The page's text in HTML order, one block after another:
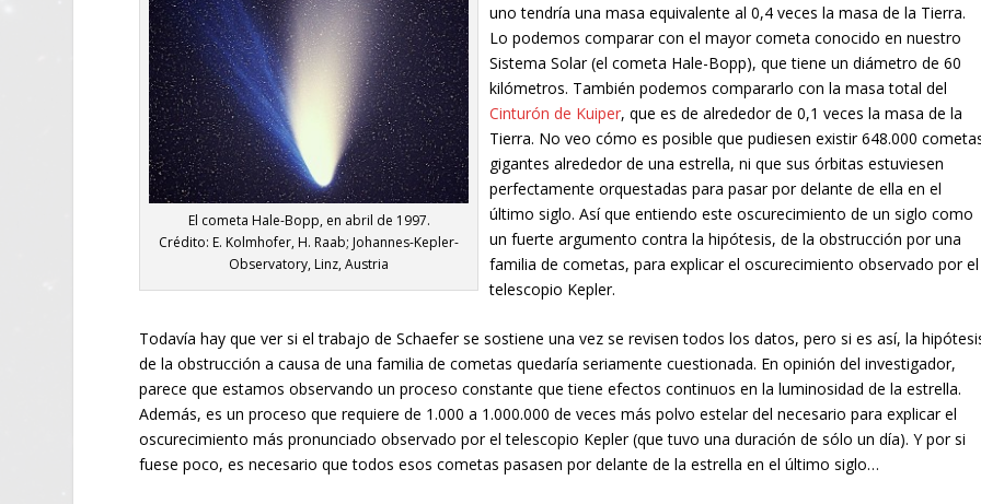
El cometa Hale-Bopp, en abril de 1997.
Crédito: E. Kolmhofer, H. Raab; Johannes-Kepler-
Observatory, Linz, Austria
uno tendría una masa equivalente al 0,4 veces la masa de la Tierra.
Lo podemos comparar con el mayor cometa conocido en nuestro
Sistema Solar (el cometa Hale-Bopp), que tiene un diámetro de 60
kilómetros. También podemos compararlo con la masa total del
Cinturón de Kuiper, que es de alrededor de 0,1 veces la masa de la
Tierra. No veo cómo es posible que pudiesen existir 648.000
gigantes alrededor de una estrella, ni que sus órbitas estuviesen
perfectamente orquestadas para pasar por delante de ella en el
último siglo. Así que entiendo este oscurecimiento de un siglo como
un fuerte argumento contra la hipótesis, de la obstrucción por una
familia de cometas, para explicar el oscurecimiento observado por el
telescopio Kepler.
Todavía hay que ver si el trabajo de Schaefer se sostiene una vez se revisen todos los datos, pero si es así, la
de la obstrucción a causa de una familia de cometas quedaría seriamente cuestionada. En opinión del investigador,
parece que estamos observando un proceso constante que tiene efectos continuos en la luminosidad de la estrella.
Además, es un proceso que requiere de 1.000 a 1.000.000 de veces más polvo estelar del necesario para explicar el
oscurecimiento más pronunciado observado por el telescopio Kepler (que tuvo una duración de sólo un día). Y por si
fuese poco, es necesario que todos esos cometas pasasen por delante de la estrella en el último siglo…